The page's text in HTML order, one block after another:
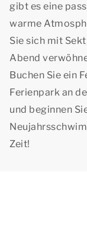
gibt es eine
warme
Sie sich mit
Abend
Buchen Sie ein
Ferienpark an
und beginnen
Zeit!